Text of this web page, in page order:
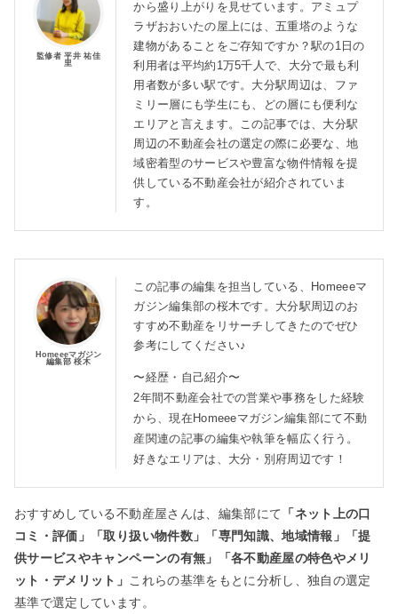
監修者 平井 祐佳
里
から盛り上がりを見せています。アミュプ
ラザおおいたの屋上には、五重塔のような
建物があることをご存知ですか？駅の1日の
利用者は平均約1万5千人で、大分で最も利
用者数が多い駅です。大分駅周辺は、ファ
ミリー層にも学生にも、どの層にも便利な
エリアと言えます。この記事では、大分駅
周辺の不動産会社の選定の際に必要な、地
域密着型のサービスや豊富な物件情報を提
供している不動産会社が紹介されていま
す。
Homeeeマガジン
編集部 桜木
この記事の編集を担当している、Homeeeマ
ガジン編集部の桜木です。大分駅周辺のお
すすめ不動産をリサーチしてきたのでぜひ
参考にしてください♪
〜経歴・自己紹介〜
2年間不動産会社での営業や事務をした経験
から、現在Homeeeマガジン編集部にて不動
産関連の記事の編集や執筆を幅広く行う。
好きなエリアは、大分・別府周辺です！
おすすめしている不動産屋さんは、編集部にて
「ネット上の口
コミ・評価」「取り扱い物件数」「専門知識、地域情報」「提
供サービスやキャンペーンの有無」「各不動産屋の特色やメリ
ット・デメリット」 これらの基準をもとに分析し、独自の選定
基準で選定しています。